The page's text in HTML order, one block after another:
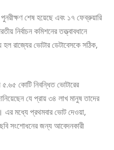
শেষ হয়েছে এবং ১৭ ফেব্রুয়ারি
নির্বাচন কমিশনের তত্ত্বাবধানে
রাজ্যের ভোটার ডেটাবেসকে সঠিক,
কোটি নিবন্ধিত ভোটারের
যে প্রায় ৩৪ লাখ মানুষ তাদের
এর মধ্যে প্রথমবার ভোট দেওয়া,
ছবি সংশোধনের জন্য আবেদনকারী